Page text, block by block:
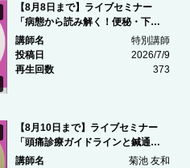
【8月8日まで】ライブセミナー
「病態から読み解く！便秘・下痢
に対する実践鍼灸治療 」
講師名
特別講師
投稿日
2026/7/9
再生回数
373
【8月10日まで】ライブセミナー
「頭痛診療ガイドラインと鍼通電
療法」
講師名
菊池 友和